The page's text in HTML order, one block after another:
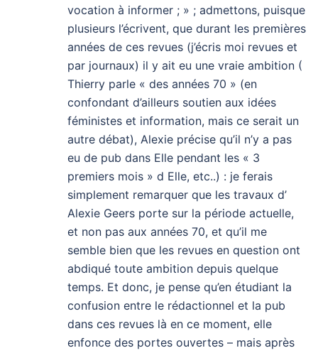
vocation à informer ; » ; admettons, puisque
plusieurs l’écrivent, que durant les premières
années de ces revues (j’écris moi revues et
par journaux) il y ait eu une vraie ambition (
Thierry parle « des années 70 » (en
confondant d’ailleurs soutien aux idées
féministes et information, mais ce serait un
autre débat), Alexie précise qu’il n’y a pas
eu de pub dans Elle pendant les « 3
premiers mois » d Elle, etc..) : je ferais
simplement remarquer que les travaux d’
Alexie Geers porte sur la période actuelle,
et non pas aux années 70, et qu’il me
semble bien que les revues en question ont
abdiqué toute ambition depuis quelque
temps. Et donc, je pense qu’en étudiant la
confusion entre le rédactionnel et la pub
dans ces revues là en ce moment, elle
enfonce des portes ouvertes – mais après